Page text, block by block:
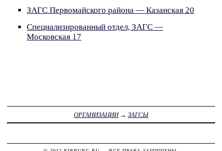
ЗАГС Первомайского района — Казанская 20
Специализированный отдел, ЗАГС —
Московская 17
ОРГАНИЗАЦИИ→ ЗАГСЫ